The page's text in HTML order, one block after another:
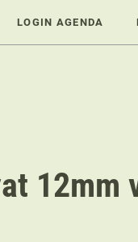
LOGIN AGENDA
12mm